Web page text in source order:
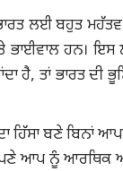
ਲਈ ਬਹੁਤ
ਹਨ। ਇਸ
ਤਾਂ ਭਾਰਤ ਦੀ
ਹਿੱਸਾ ਬਣੇ ਬਿਨਾਂ
ਆਪ ਨੂੰ ਆਰਥਿਕ